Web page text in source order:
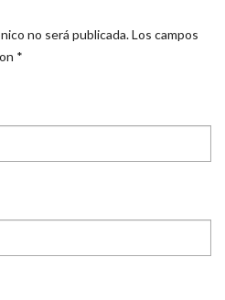
no será publicada.Los campos
*